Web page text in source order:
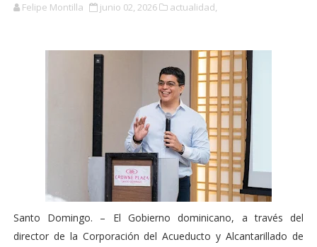
Felipe Montilla junio 02, 2026 actualidad,
Santo Domingo. – El Gobierno dominicano, a través del
director de la Corporación del Acueducto y Alcantarillado de